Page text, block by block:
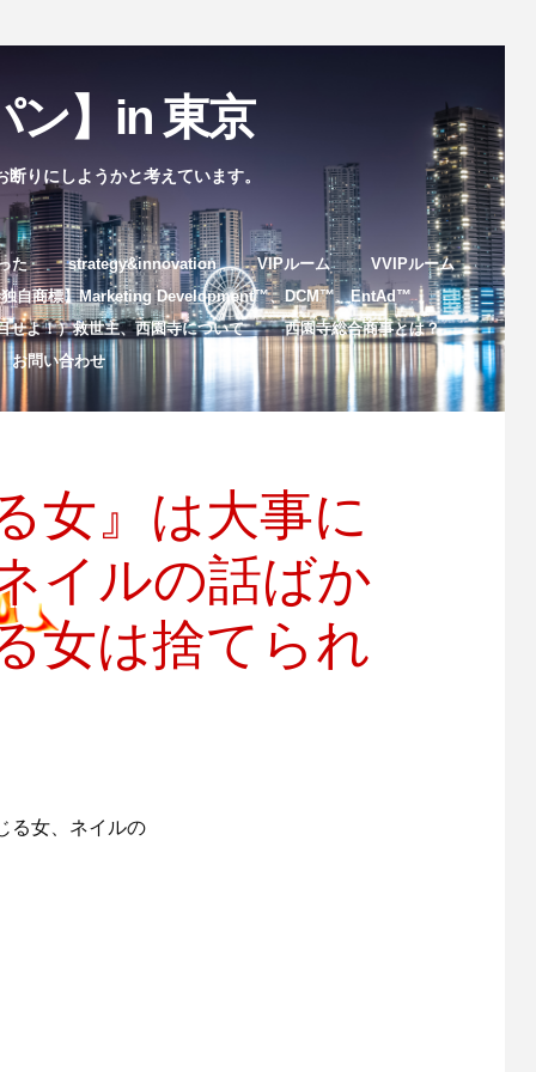
ン】in 東京
りにしようかと考えています。
た strategy&innovation VIPルーム
VVIPルーム
独自商標】Marketing Development™️、DCM™️、EntAd™️
せよ！）救世主、西園寺について
西園寺総合商事とは？
お問い合わせ
女』は大事に
イルの話ばか
女は捨てられ
る女、ネイルの